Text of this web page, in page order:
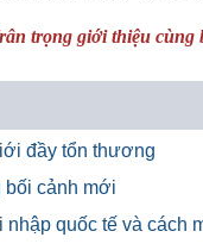
trọng giới thiệu cùng
đầy tổn thương
bối cảnh mới
quốc tế và cách